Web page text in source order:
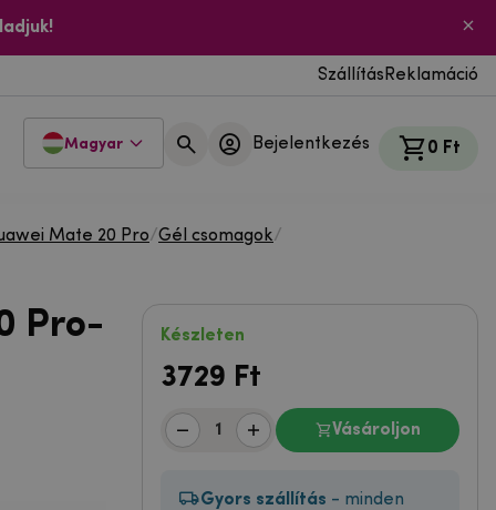
Szállítás Reklamáció
Magyar Bejelentkezés 0 Ft
Mate 20 Pro/Gél csomagok/
Pro- Készleten
3729 Ft
Vásároljon
Gyors szállítás - minden